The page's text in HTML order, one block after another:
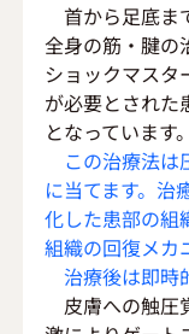
首から足底ま
全身の筋・腱の
ショックマスタ
が必要とされた
となっています。
この治療法は
に当てます。治
化した患部の組
組織の回復メカ
治療後は即時
皮膚への触圧